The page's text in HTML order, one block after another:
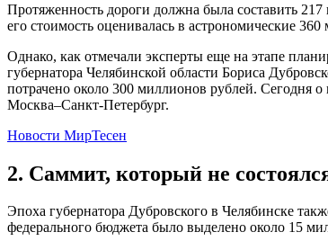
Протяженность дороги должна была составить
его стоимость оценивалась в астрономические
Однако, как отмечали эксперты еще на этапе
губернатора Челябинской области Бориса
потрачено около 300 миллионов рублей. Сегодня
Москва–Санкт-Петербург.
Новости МирТесен
2. Саммит, который не
Эпоха губернатора Дубровского в Челябинске
федерального бюджета было выделено около 15